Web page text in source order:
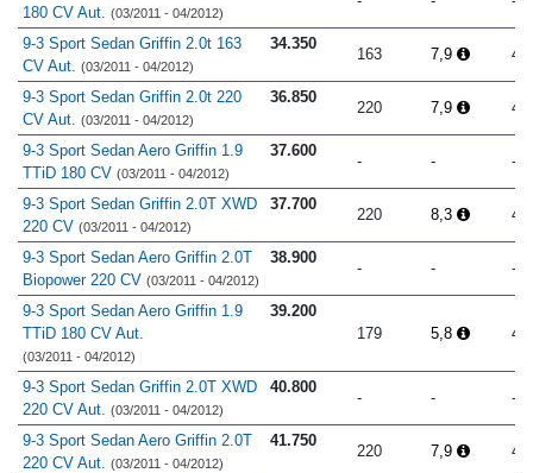
180 CV Aut.
(03/2011 - 04/2012)
9-3 Sport Sedan Griffin 2.0t 163
CV Aut.
(03/2011 - 04/2012)
34.350
163 7,9
9-3 Sport Sedan Griffin 2.0t 220
CV Aut.
(03/2011 - 04/2012)
36.850
220 7,9
9-3 Sport Sedan Aero Griffin 1.9
TTiD 180 CV (03/2011 - 04/2012)
37.600
- - -
9-3 Sport Sedan Griffin 2.0T XWD
220 CV (03/2011 - 04/2012)
37.700
220 8,3
9-3 Sport Sedan Aero Griffin 2.0T
Biopower 220 CV (03/2011 - 04/2012)
38.900
- - -
9-3 Sport Sedan Aero Griffin 1.9
TTiD 180 CV Aut.
(03/2011 - 04/2012)
39.200
179
5,8
9-3 Sport Sedan Griffin 2.0T XWD
220 CV Aut.
(03/2011 - 04/2012)
40.800
- - -
9-3 Sport Sedan Aero Griffin 2.0T
220 CV Aut.
(03/2011 - 04/2012)
41.750
220 7,9